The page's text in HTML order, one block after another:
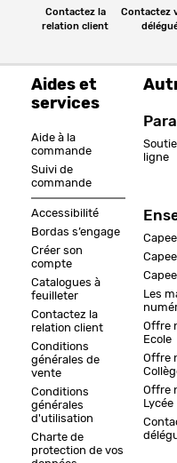
Contactez la
relation client
Contactez
Aides et
services
Aide à la
commande
Suivi de
commande
Accessibilité
Bordas s’engage
Créer son
compte
Catalogues à
feuilleter
Contactez la
relation client
Conditions
générales de
vente
Conditions
générales
d'utilisation
Charte de
protection de vos
ligne
Les
Offre
Ecole
Offre
Offre
Lycée